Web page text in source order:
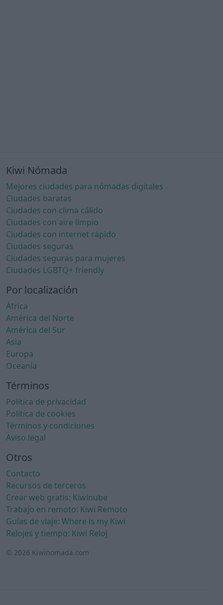
Kiwi Nómada
Mejores ciudades para nómadas digitales
Ciudades baratas
Ciudades con clima cálido
Ciudades con aire limpio
Ciudades con internet rápido
Ciudades seguras
Ciudades seguras para mujeres
Ciudades LGBTQ+ friendly
Por localización
África
América del Norte
América del Sur
Asia
Europa
Oceanía
Términos
Política de privacidad
Política de cookies
Términos y condiciones
Aviso legal
Otros
Contacto
Recursos de terceros
Crear web gratis: Kiwinube
Trabajo en remoto: Kiwi Remoto
Guías de viaje: Where is my Kiwi
Relojes y tiempo: Kiwi Reloj
© 2026 Kiwinomada.com